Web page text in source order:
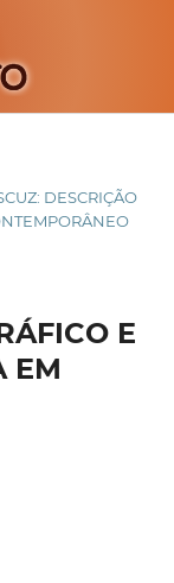
DESCRIÇÃO
E
EM